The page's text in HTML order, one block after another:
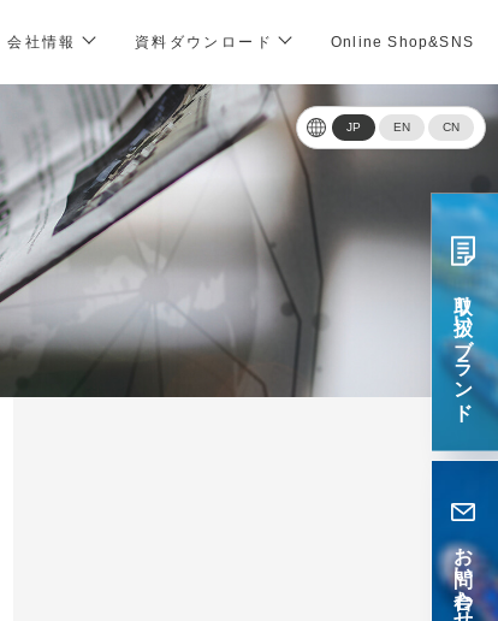
会社情報 資料ダウンロード Online Shop&SNS
JP EN CN
取リ扱いブランド
お問い合わせ